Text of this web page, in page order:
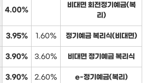
4.00%
비대면 회전정기예금(복
리)
3.95% 1.60% 정기예금 복리식(비대면)
3.90% 3.60% 비대면 정기예금 복리식
3.90% 2.60% e-정기예금(복리)